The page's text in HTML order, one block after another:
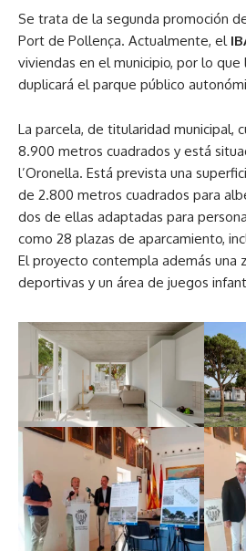
Se trata de la segunda promoción
Port de Pollença. Actualmente, el
viviendas en el municipio, por lo que
duplicará el parque público
La parcela, de titularidad municipal,
8.900 metros cuadrados y está
l’Oronella. Está prevista una
de 2.800 metros cuadrados para
dos de ellas adaptadas para
como 28 plazas de aparcamiento,
El proyecto contempla además una
deportivas y un área de juegos